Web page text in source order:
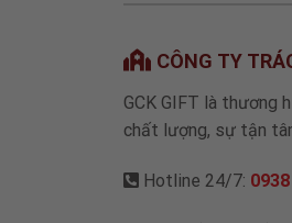
CÔNG TY
GCK GIFT là thương
chất lượng, sự tận
Hotline 24/7: